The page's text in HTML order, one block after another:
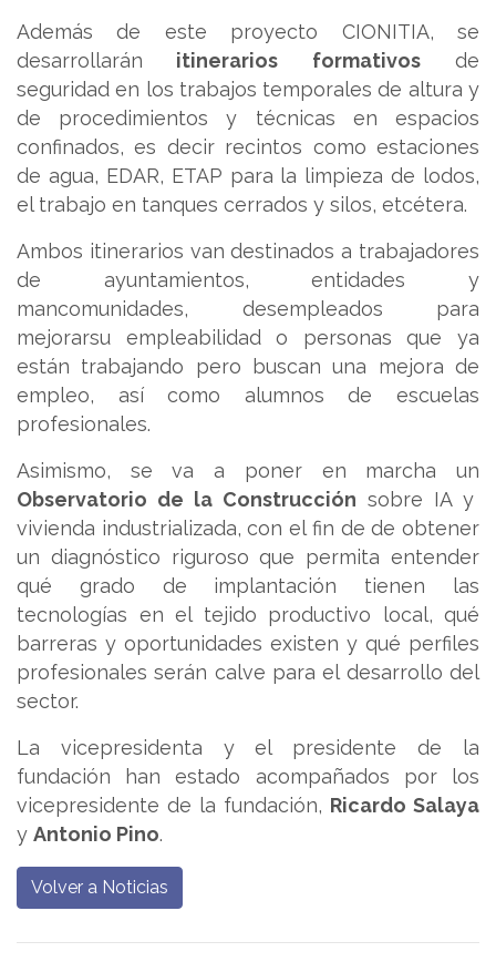
Además de este proyecto CIONITIA, se
desarrollarán itinerarios formativosde
seguridad en los trabajos temporales de altura y
de procedimientos y técnicas en espacios
confinados, es decir recintos como estaciones
de agua, EDAR, ETAP para la limpieza de lodos,
el trabajo en tanques cerrados y silos, etcétera.
Ambos itinerarios van destinados a trabajadores
de ayuntamientos, entidades y
mancomunidades, desempleados para
mejorarsu empleabilidad o personas que ya
están trabajando pero buscan una mejora de
empleo, así como alumnos de escuelas
profesionales.
Asimismo, se va a poner en marcha un
Observatorio de la Construcción sobre IA y
vivienda industrializada, con el fin de de obtener
un diagnóstico riguroso que permita entender
qué grado de implantación tienen las
tecnologías en el tejido productivo local, qué
barreras y oportunidades existen y qué perfiles
profesionales serán calve para el desarrollo del
sector.
La vicepresidenta y el presidente de la
fundación han estado acompañados por los
vicepresidente de la fundación, Ricardo Salaya
y Antonio Pino.
Volver a Noticias